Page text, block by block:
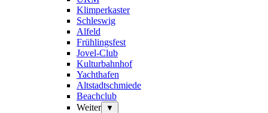
Klimperkaster
Schleswig
Alfeld
Frühlingsfest
Jovel-Club
Kulturbahnhof
Yachthafen
Altstadtschmiede
Beachclub
Weiter
▼